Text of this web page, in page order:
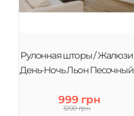
Рулонная шторы / Жалюзи
День-Ночь Льон Песочный
999 грн
1200 грн